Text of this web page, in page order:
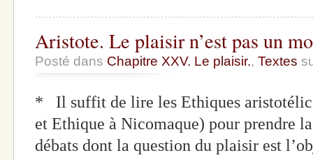
Aristote. Le plaisir n’est pas un
Posté dans Chapitre XXV. Le plaisir., Textes
* Il suffit de lire les Ethiques
et Ethique à Nicomaque) pour prendre
débats dont la question du plaisir est